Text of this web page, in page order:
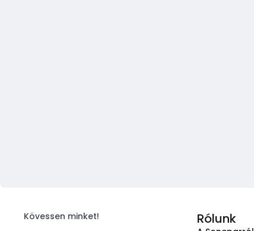
Kövessen minket! Rólunk